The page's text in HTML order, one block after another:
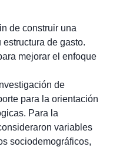
de construir una
de gasto.
mejorar el enfoque
de
para la orientación
Para la
variables
sociodemográficos,